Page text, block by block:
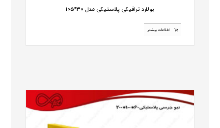
بولارد ترافیکی پلاستیکی مدل 30*105
اطلاعات بیشتر